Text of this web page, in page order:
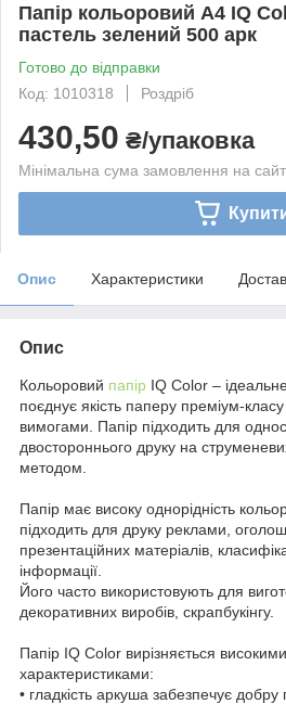
Папір кольоровий А4 IQ
пастель зелений 500 арк
Готово до відправки
Код: 1010318
Роздріб
430,50 ₴/упаковка
Мінімальна сума замовлення на
Опис Характеристики
Опис
Кольоровий папір IQ Color –
поєднує якість паперу преміум-
вимогами. Папір підходить для
двостороннього друку на
методом.
Папір має високу однорідність
підходить для друку реклами,
презентаційних матеріалів,
інформації.
Його часто використовують для
декоративних виробів, скрапбукінгу.
Папір IQ Color вирізняється
характеристиками:
• гладкість аркуша забезпечує добру